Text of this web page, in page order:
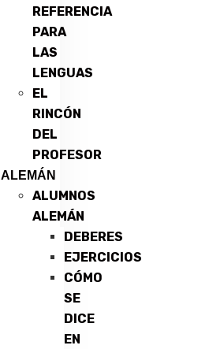
REFERENCIA
PARA
LAS
LENGUAS
EL
RINCÓN
DEL
PROFESOR
ALEMÁN
ALUMNOS
ALEMÁN
DEBERES
EJERCICIOS
CÓMO
SE
DICE
EN